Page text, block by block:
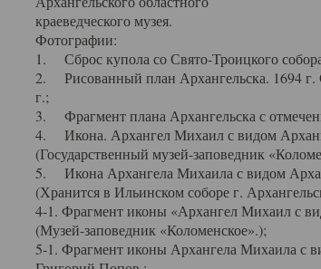
краеведческого музея.
Фотографии:
1. Сброс купола со Свято-Троицкого
2. Рисованный план Архангельска. 1694 г.
г.;
3. Фрагмент плана Архангельска с
4. Икона. Архангел Михаил с видом
(Государственный музей-заповедник
5. Икона Архангела Михаила с видом
(Хранится в Ильинском соборе г.
4-1. Фрагмент иконы «Архангел Михаил с
(Музей-заповедник «Коломенское».);
5-1. Фрагмент иконы Архангела Михаила с